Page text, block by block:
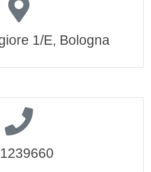
1/E, Bologna